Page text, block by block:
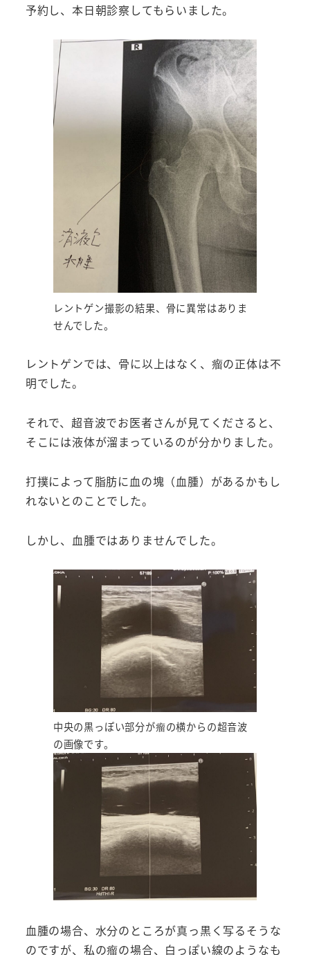
予約し、本日朝診察してもらいました。
レントゲン撮影の結果、骨に異常はありま
せんでした。
レントゲンでは、骨に以上はなく、瘤の正体は不
明でした。
それで、超音波でお医者さんが見てくださると、
そこには液体が溜まっているのが分かりました。
打撲によって脂肪に血の塊（血腫）があるかもし
れないとのことでした。
しかし、血腫ではありませんでした。
中央の黒っぽい部分が瘤の横からの超音波
の画像です。
血腫の場合、水分のところが真っ黒く写るそうな
のですが、私の瘤の場合、白っぽい線のようなも